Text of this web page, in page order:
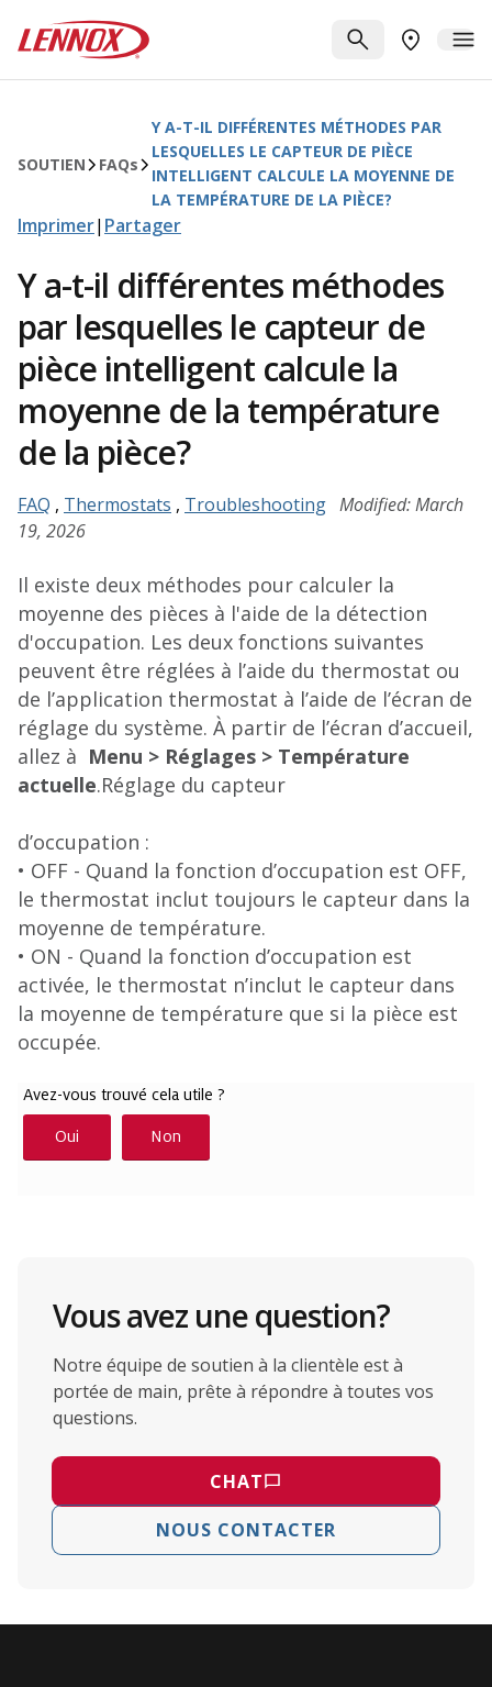
Lennox
RECHERCHE
TROUVER
SOUTIEN FAQs
Y A-T-IL DIFFÉRENTES MÉTHODES PAR
LESQUELLES LE CAPTEUR DE PIÈCE
INTELLIGENT CALCULE LA MOYENNE DE
LA TEMPÉRATURE DE LA PIÈCE?
Imprimer| Partager
Y a-t-il différentes méthodes
par lesquelles le capteur de
pièce intelligent calcule la
moyenne de la température
de la pièce?
FAQ , Thermostats , Troubleshooting Modified: March
19, 2026
Il existe deux méthodes pour calculer la
moyenne des pièces à l'aide de la détection
d'occupation. Les deux fonctions suivantes
peuvent être réglées à l’aide du thermostat ou
de l’application thermostat à l’aide de l’écran de
réglage du système. À partir de l’écran d’accueil,
allez à Menu > Réglages > Température
actuelle.Réglage du capteur
d’occupation :
• OFF - Quand la fonction d’occupation est OFF,
le thermostat inclut toujours le capteur dans la
moyenne de température.
• ON - Quand la fonction d’occupation est
activée, le thermostat n’inclut le capteur dans
la moyenne de température que si la pièce est
occupée.
Vous avez une question?
Notre équipe de soutien à la clientèle est à
portée de main, prête à répondre à toutes vos
questions.
CHAT
NOUS CONTACTER